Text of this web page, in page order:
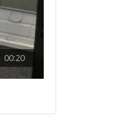
00:20